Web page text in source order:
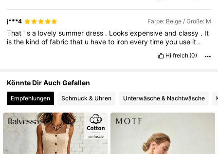
4,85 4.5M Follower
j***4 Farbe: Beige / Größe: M
That’sa lovelysummerdress . Looksexpensiveandclassy . It
isthe kindoffabricthat u haveto ironeverytimeyou use it .
Hilfreich (0)
Könnte Dir Auch Gefallen
Empfehlungen Schmuck & Uhren Unterwäsche & Nachtwäsche